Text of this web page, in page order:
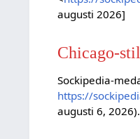
augusti 2026]
Chicago-stil
Sockipedia-
https://
augusti 6, 2026).